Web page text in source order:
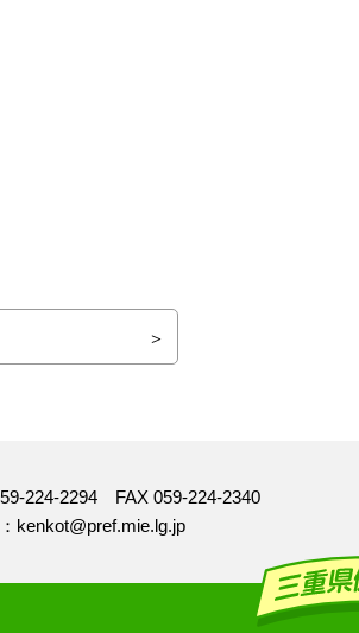
224-2294
FAX 059-224-2340
kenkot@pref.mie.lg.jp